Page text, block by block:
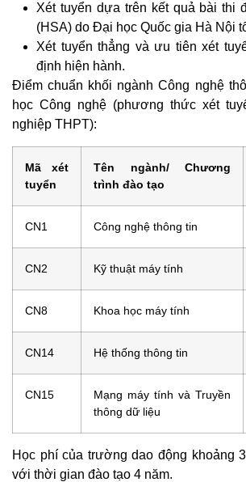
Xét tuyển dựa trên kết quả bài thi
(HSA) do Đại học Quốc gia Hà Nội
Xét tuyển thẳng và ưu tiên xét
định hiện hành.
Điểm chuẩn khối ngành Công nghệ
học Công nghệ (phương thức xét
nghiệp THPT):
Mã xét
tuyển
Tên ngành/ Chương
trình đào tạo
CN1 Công nghệ thông tin
CN2 Kỹ thuật máy tính
CN8 Khoa học máy tính
CN14 Hệ thống thông tin
CN15
Mạng máy tính và Truyền
thông dữ liệu
Học phí của trường dao động khoảng
với thời gian đào tạo 4 năm.